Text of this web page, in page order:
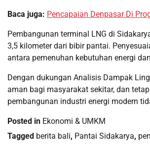
Baca juga: Pencapaian Denpasar Di
Pembangunan terminal LNG di
3,5 kilometer dari bibir pantai.
antara pemenuhan kebutuhan energi
Dengan dukungan Analisis Dampak
aman bagi masyarakat sekitar, dan
pembangunan industri energi modern
Posted in Ekonomi & UMKM
Tagged berita bali, Pantai Sidakarya,